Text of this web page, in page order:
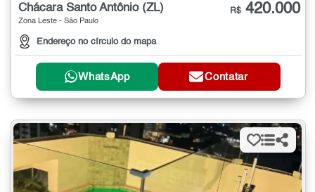
Chácara Santo Antônio (ZL)
Zona Leste - São Paulo
Endereço no círculo do mapa
R$ 420.000
WhatsApp Contatar